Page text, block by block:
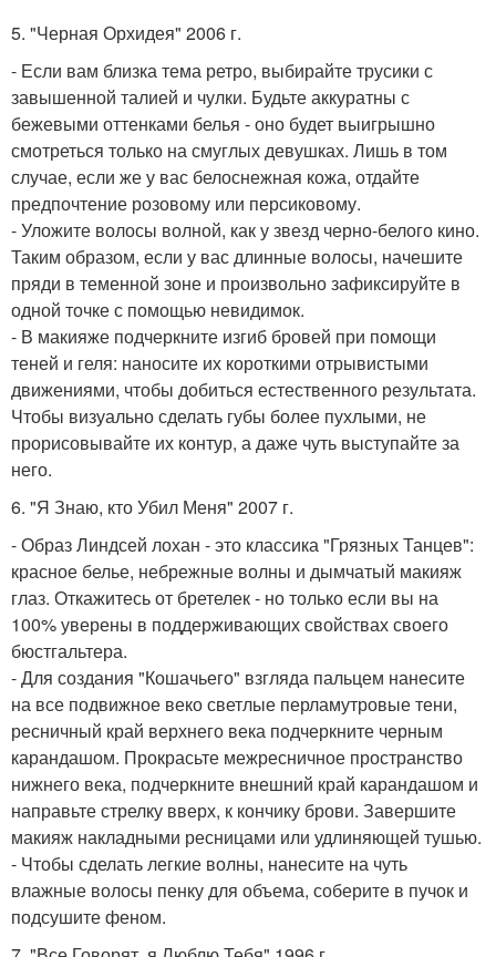
5. "Черная Орхидея" 2006 г.
- Если вам близка тема ретро, выбирайте трусики с
завышенной талией и чулки. Будьте аккуратны с
бежевыми оттенками белья - оно будет выигрышно
смотреться только на смуглых девушках. Лишь в том
случае, если же у вас белоснежная кожа, отдайте
предпочтение розовому или персиковому.
- Уложите волосы волной, как у звезд черно-белого кино.
Таким образом, если у вас длинные волосы, начешите
пряди в теменной зоне и произвольно зафиксируйте в
одной точке с помощью невидимок.
- В макияже подчеркните изгиб бровей при помощи
теней и геля: наносите их короткими отрывистыми
движениями, чтобы добиться естественного результата.
Чтобы визуально сделать губы более пухлыми, не
прорисовывайте их контур, а даже чуть выступайте за
него.
6. "Я Знаю, кто Убил Меня" 2007 г.
- Образ Линдсей лохан - это классика "Грязных Танцев":
красное белье, небрежные волны и дымчатый макияж
глаз. Откажитесь от бретелек - но только если вы на
100% уверены в поддерживающих свойствах своего
бюстгальтера.
- Для создания "Кошачьего" взгляда пальцем нанесите
на все подвижное веко светлые перламутровые тени,
ресничный край верхнего века подчеркните черным
карандашом. Прокрасьте межресничное пространство
нижнего века, подчеркните внешний край карандашом и
направьте стрелку вверх, к кончику брови. Завершите
макияж накладными ресницами или удлиняющей тушью.
- Чтобы сделать легкие волны, нанесите на чуть
влажные волосы пенку для объема, соберите в пучок и
подсушите феном.